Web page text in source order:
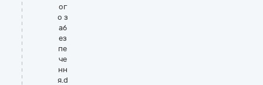
ог
о з
аб
ез
пе
че
нн
я.d